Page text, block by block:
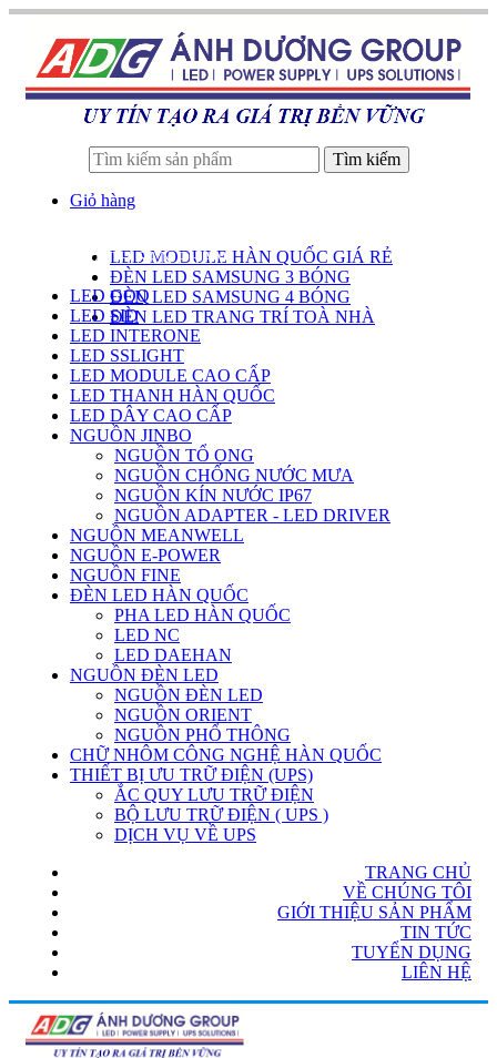
Tìm kiếm
Giỏ hàng
LED MODULE HÀN QUỐC GIÁ RẺ
ĐÈN LED SAMSUNG 3 BÓNG
ĐÈN LED SAMSUNG 4 BÓNG
ĐÈN LED TRANG TRÍ TOÀ NHÀ
DANH SÁCH SẢN PHẨM
LED GOQ
LED SID
LED INTERONE
LED SSLIGHT
LED MODULE CAO CẤP
LED THANH HÀN QUỐC
LED DÂY CAO CẤP
NGUỒN JINBO
NGUỒN TỔ ONG
NGUỒN CHỐNG NƯỚC MƯA
NGUỒN KÍN NƯỚC IP67
NGUỒN ADAPTER - LED DRIVER
NGUỒN MEANWELL
NGUỒN E-POWER
NGUỒN FINE
ĐÈN LED HÀN QUỐC
PHA LED HÀN QUỐC
LED NC
LED DAEHAN
NGUỒN ĐÈN LED
NGUỒN ĐÈN LED
NGUỒN ORIENT
NGUỒN PHỔ THÔNG
CHỮ NHÔM CÔNG NGHỆ HÀN QUỐC
THIẾT BỊ ƯU TRỮ ĐIỆN (UPS)
ẮC QUY LƯU TRỮ ĐIỆN
BỘ LƯU TRỮ ĐIỆN ( UPS )
DỊCH VỤ VỀ UPS
TRANG CHỦ
VỀ CHÚNG TÔI
GIỚI THIỆU SẢN PHẨM
TIN TỨC
TUYỂN DỤNG
LIÊN HỆ